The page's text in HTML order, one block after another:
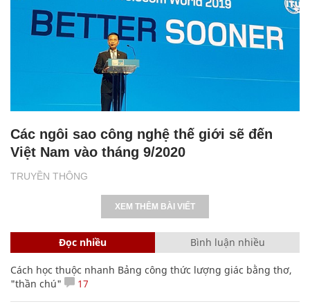
TRUYỀN THÔNG
Các ngôi sao công nghệ thế giới sẽ đến
Việt Nam vào tháng 9/2020
XEM THÊM BÀI VIẾT
Đọc nhiều Bình luận nhiều
Cách học thuộc nhanh Bảng công thức lượng giác bằng thơ,
"thần chú"
17